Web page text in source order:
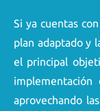
Si ya cuentas
plan adaptado y
el principal
implementación
aprovechando